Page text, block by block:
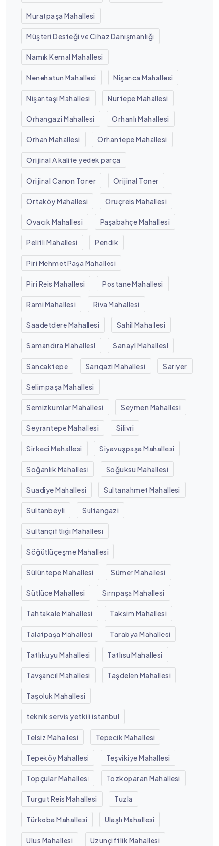
Muratpaşa Mahallesi
Müşteri Desteği ve Cihaz Danışmanlığı
Namık Kemal Mahallesi
Nenehatun Mahallesi Nişanca Mahallesi
Nişantaşı Mahallesi Nurtepe Mahallesi
Orhangazi Mahallesi Orhanlı Mahallesi
Orhan Mahallesi Orhantepe Mahallesi
Orijinal A kalite yedek parça
Orijinal Canon Toner Orijinal Toner
Ortaköy Mahallesi Oruçreis Mahallesi
Ovacık Mahallesi Paşabahçe Mahallesi
Pelitli Mahallesi Pendik
Piri Mehmet Paşa Mahallesi
Piri Reis Mahallesi Postane Mahallesi
Rami Mahallesi Riva Mahallesi
Saadetdere Mahallesi Sahil Mahallesi
Samandıra Mahallesi Sanayi Mahallesi
Sancaktepe Sarıgazi Mahallesi Sarıyer
Selimpaşa Mahallesi
Semizkumlar Mahallesi Seymen Mahallesi
Seyrantepe Mahallesi Silivri
Sirkeci Mahallesi Siyavuşpaşa Mahallesi
Soğanlık Mahallesi Soğuksu Mahallesi
Suadiye Mahallesi Sultanahmet Mahallesi
Sultanbeyli Sultangazi
Sultançiftliği Mahallesi
Söğütlüçeşme Mahallesi
Sülüntepe Mahallesi Sümer Mahallesi
Sütlüce Mahallesi Sırrıpaşa Mahallesi
Tahtakale Mahallesi Taksim Mahallesi
Talatpaşa Mahallesi Tarabya Mahallesi
Tatlıkuyu Mahallesi Tatlısu Mahallesi
Tavşancıl Mahallesi Taşdelen Mahallesi
Taşoluk Mahallesi
teknik servis yetkili istanbul
Telsiz Mahallesi Tepecik Mahallesi
Tepeköy Mahallesi Teşvikiye Mahallesi
Topçular Mahallesi Tozkoparan Mahallesi
Turgut Reis Mahallesi Tuzla
Türkoba Mahallesi Ulaşlı Mahallesi
Ulus Mahallesi Uzunçiftlik Mahallesi